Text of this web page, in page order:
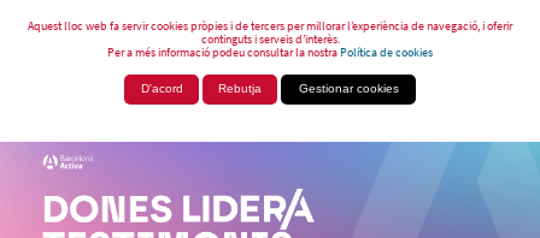
Aquest lloc web fa servir cookies pròpies i de tercers per millorar l’experiència de navegació, i oferir
continguts i serveis d’interès.
Per a més informació podeu consultar la nostraPolítica de cookies
D'acord Rebutja Gestionar cookies